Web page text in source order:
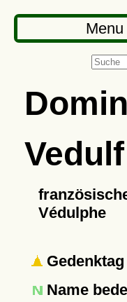
Menu
Vedulf
Védulphe
Name